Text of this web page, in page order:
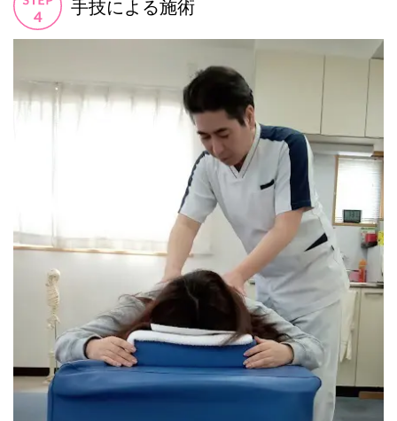
手技による施術